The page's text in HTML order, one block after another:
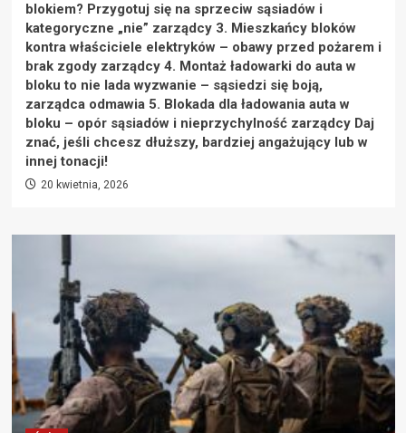
blokiem? Przygotuj się na sprzeciw sąsiadów i
kategoryczne „nie” zarządcy 3. Mieszkańcy bloków
kontra właściciele elektryków – obawy przed pożarem i
brak zgody zarządcy 4. Montaż ładowarki do auta w
bloku to nie lada wyzwanie – sąsiedzi się boją,
zarządca odmawia 5. Blokada dla ładowania auta w
bloku – opór sąsiadów i nieprzychylność zarządcy Daj
znać, jeśli chcesz dłuższy, bardziej angażujący lub w
innej tonacji!
20 kwietnia, 2026